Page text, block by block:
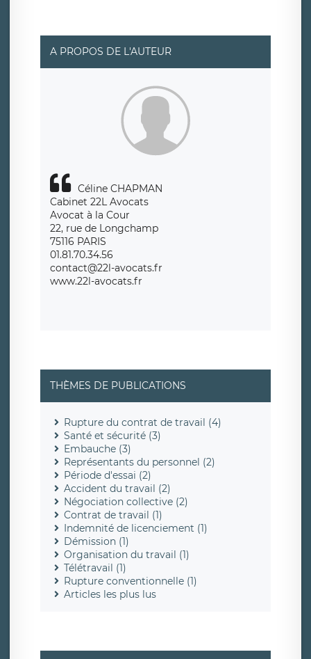
A PROPOS DE L'AUTEUR
Céline CHAPMAN
Cabinet 22L Avocats
Avocat à la Cour
22, rue de Longchamp
75116 PARIS
01.81.70.34.56
contact@22l-avocats.fr
www.22l-avocats.fr
THÈMES DE PUBLICATIONS
Rupture du contrat de travail (4)
Santé et sécurité (3)
Embauche (3)
Représentants du personnel (2)
Période d'essai (2)
Accident du travail (2)
Négociation collective (2)
Contrat de travail (1)
Indemnité de licenciement (1)
Démission (1)
Organisation du travail (1)
Télétravail (1)
Rupture conventionnelle (1)
Articles les plus lus